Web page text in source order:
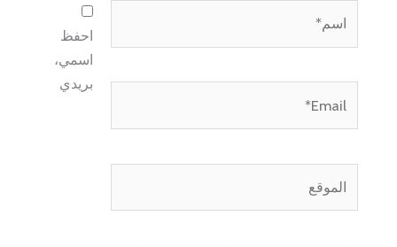
احفظ
اسمي،
بريدي